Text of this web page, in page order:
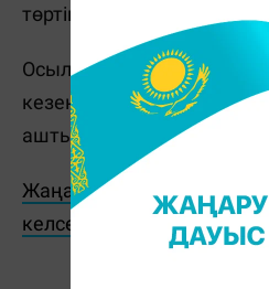
төртінші орын алды.
Осылайша Қазақстан
кезеңіндегі медальдар
ашты.
Жаңалықтарды бәрінен
келсе, Telegram-